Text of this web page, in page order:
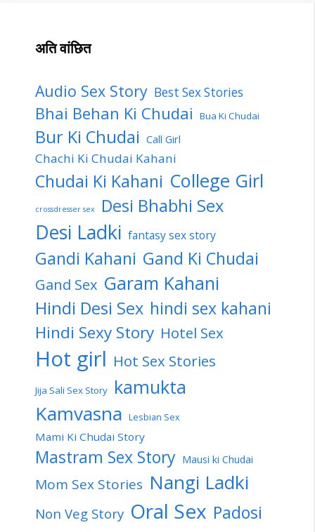
अति वांछित
Audio Sex Story Best Sex Stories
Bhai Behan Ki Chudai Bua Ki Chudai
Bur Ki Chudai Call Girl
Chachi Ki Chudai Kahani
Chudai Ki Kahani College Girl
crossdresser sex Desi Bhabhi Sex
Desi Ladki fantasy sex story
Gandi Kahani Gand Ki Chudai
Gand Sex Garam Kahani
Hindi Desi Sex hindi sex kahani
Hindi Sexy Story Hotel Sex
Hot girl Hot Sex Stories
Jija Sali Sex Story kamukta
Kamvasna Lesbian Sex
Mami Ki Chudai Story
Mastram Sex Story Mausi ki Chudai
Mom Sex Stories Nangi Ladki
Non Veg Story Oral Sex Padosi